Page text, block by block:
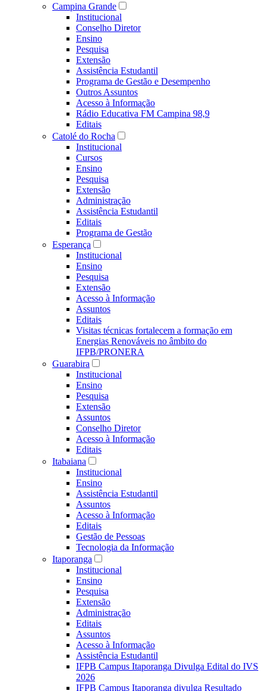
Campina Grande
Institucional
Conselho Diretor
Ensino
Pesquisa
Extensão
Assistência Estudantil
Programa de Gestão e Desempenho
Outros Assuntos
Acesso à Informação
Rádio Educativa FM Campina 98,9
Editais
Catolé do Rocha
Institucional
Cursos
Ensino
Pesquisa
Extensão
Administração
Assistência Estudantil
Editais
Programa de Gestão
Esperança
Institucional
Ensino
Pesquisa
Extensão
Acesso à Informação
Assuntos
Editais
Visitas técnicas fortalecem a formação em
Energias Renováveis no âmbito do
IFPB/PRONERA
Guarabira
Institucional
Ensino
Pesquisa
Extensão
Assuntos
Conselho Diretor
Acesso à Informação
Editais
Itabaiana
Institucional
Ensino
Assistência Estudantil
Assuntos
Acesso à Informação
Editais
Gestão de Pessoas
Tecnologia da Informação
Itaporanga
Institucional
Ensino
Pesquisa
Extensão
Administração
Editais
Assuntos
Acesso à Informação
Assistência Estudantil
IFPB Campus Itaporanga Divulga Edital do IVS
2026
IFPB Campus Itaporanga divulga Resultado